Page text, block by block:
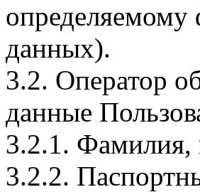
определяемому
данных).
3.2. Оператор
данные
3.2.1. Фамилия,
3.2.2.